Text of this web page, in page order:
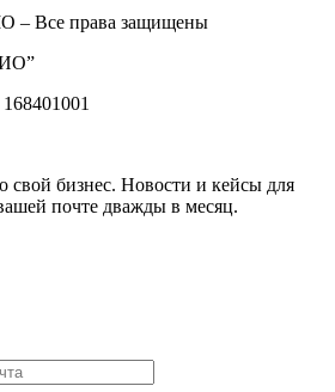
– Все права защищены
свой бизнес. Новости и кейсы для
почте дважды в месяц.